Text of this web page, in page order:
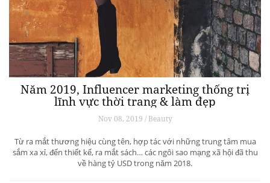
Năm 2019, Influencer marketing thống trị
lĩnh vực thời trang & làm đẹp
Nov 08, 2019 / Beauty
Từ ra mắt thương hiệu cùng tên, hợp tác với những trung tâm mua
sắm xa xỉ, đến thiết kế, ra mắt sách… các ngôi sao mạng xã hội đã thu
về hàng tỷ USD trong năm 2018.